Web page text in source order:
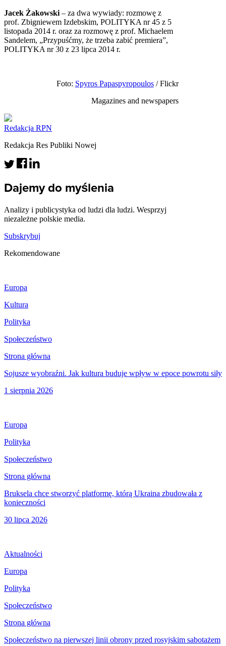
Jacek Żakowski – za dwa wywiady: rozmowę z
prof. Zbigniewem Izdebskim, POLITYKA nr 45 z 5
listopada 2014 r. oraz za rozmowę z prof. Michaelem
Sandelem, „Przypuśćmy, że trzeba zabić premiera”,
POLITYKA nr 30 z 23 lipca 2014 r.
Foto: Spyros Papaspyropoulos/ Flickr
Magazines and newspapers
Redakcja RPN
Redakcja Res Publiki Nowej
Dajemy do myślenia
Analizy i publicystyka od ludzi dla ludzi. Wesprzyj
niezależne polskie media.
Subskrybuj
Rekomendowane
Europa
Kultura
Polityka
Społeczeństwo
Strona główna
Sojusze wyobraźni. Jak kultura buduje wpływ w epoce powrotu siły
1 sierpnia 2026
Europa
Polityka
Społeczeństwo
Strona główna
Bruksela chce stworzyć platformę, którą Ukraina zbudowała z
konieczności
30 lipca 2026
Aktualności
Europa
Polityka
Społeczeństwo
Strona główna
Społeczeństwo na pierwszej linii obrony przed rosyjskim sabotażem